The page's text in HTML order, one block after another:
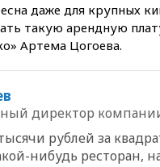
даже для крупных
такую арендную
Артема Цогоева.
директор
рублей за
нибудь ресторан,